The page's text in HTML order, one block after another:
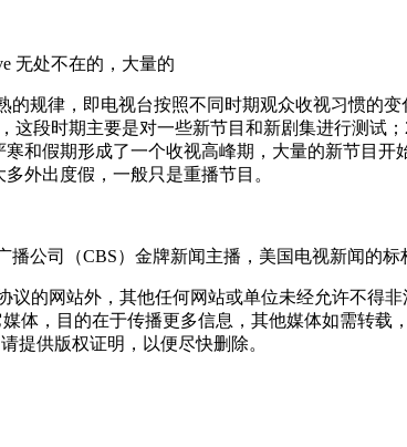
无处不在的，大量的
的规律，即电视台按照不同时期观众收视习惯的
这段时期主要是对一些新节目和新剧集进行测试
和假期形成了一个收视高峰期，大量的新节目
外出度假，一般只是重播节目。
播公司（CBS）金牌新闻主播，美国电视新闻的标
的网站外，其他任何网站或单位未经允许不得
体，目的在于传播更多信息，其他媒体如需转
提供版权证明，以便尽快删除。